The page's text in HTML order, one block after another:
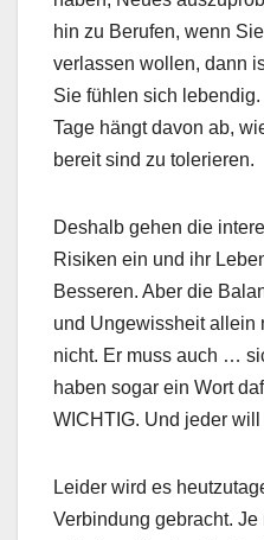
hin zu Berufen, wenn
verlassen wollen, dann
Sie fühlen sich
Tage hängt davon ab,
bereit sind zu tolerieren.
Deshalb gehen die
Risiken ein und ihr
Besseren. Aber die
und Ungewissheit allein
nicht. Er muss auch …
haben sogar ein Wort
WICHTIG. Und jeder
Leider wird es
Verbindung gebracht.